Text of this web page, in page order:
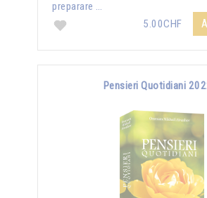
preparare …
5.00CHF
Pensieri Quotidiani